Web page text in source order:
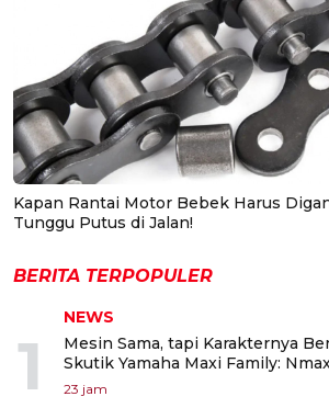
Kapan Rantai Motor Bebek Harus
Tunggu Putus di Jalan!
BERITA TERPOPULER
1
NEWS
Mesin Sama, tapi Karakternya
Skutik Yamaha Maxi Family:
23 jam